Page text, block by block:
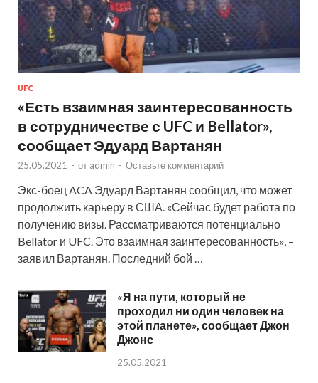
UFC
«Есть взаимная заинтересованность
в сотрудничестве с UFC и Bellator»,
сообщает Эдуард Вартанян
25.05.2021 - от admin - Оставьте комментарий
Экс-боец ACA Эдуард Вартанян сообщил, что может
продолжить карьеру в США. «Сейчас будет работа по
получению визы. Рассматриваются потенциально
Bellator и UFC. Это взаимная заинтересованность», –
заявил Вартанян. Последний бой …
«Я на пути, который не
проходил ни один человек на
этой планете», сообщает Джон
Джонс
25.05.2021